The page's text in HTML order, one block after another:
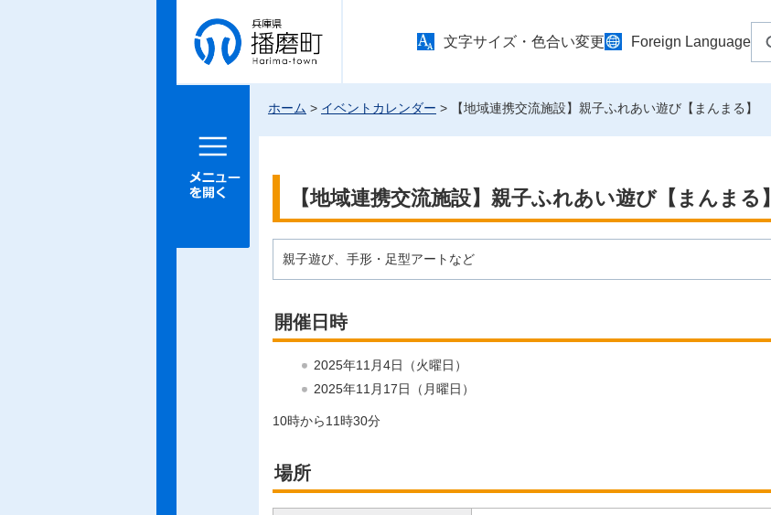
兵庫県 播
磨町
文字サイズ・色合い変更 Foreign Language
メニュー
ホーム > イベントカレンダー > 【地域連携交流施設】親子ふれあい遊び【まんまる】
【地域連携交流施設】親子ふれあい遊び【まんまる】
親子遊び、手形・足型アートなど
開催日時
2025年11月4日（火曜日）
2025年11月17日（月曜日）
10時から11時30分
場所